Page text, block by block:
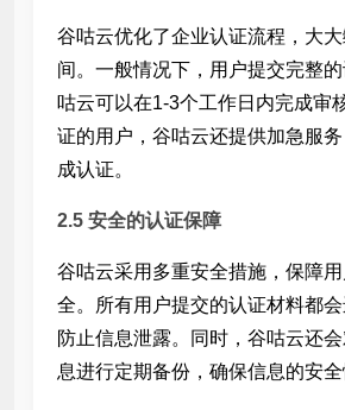
谷咕云优化了企业认证流程，大
间。一般情况下，用户提交完整
咕云可以在1-3个工作日内完成审
证的用户，谷咕云还提供加急服
成认证。
2.5 安全的认证保障
谷咕云采用多重安全措施，保障
全。所有用户提交的认证材料都会
防止信息泄露。同时，谷咕云还
息进行定期备份，确保信息的安全